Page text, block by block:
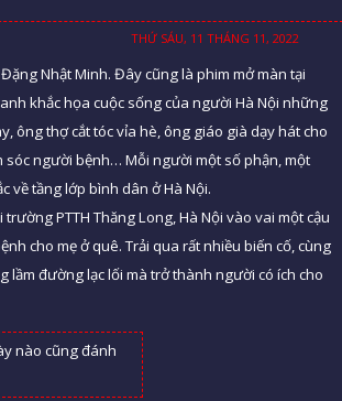
THỨ SÁU, 11 THÁNG 11, 2022
Nhật Minh. Đây cũng là phim mở màn tại
khắc họa cuộc sống của người Hà Nội những
ông thợ cắt tóc vỉa hè, ông giáo già dạy hát cho
sóc người bệnh… Mỗi người một số phận, một
về tầng lớp bình dân ở Hà Nội.
PTTH Thăng Long, Hà Nội vào vai một cậu
cho mẹ ở quê. Trải qua rất nhiều biến cố, cùng
đường lạc lối mà trở thành người có ích cho